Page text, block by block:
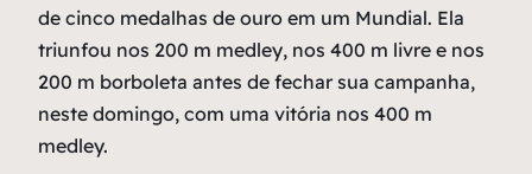
de cinco medalhas de ouro em um Mundial. Ela
triunfou nos 200 m medley, nos 400 m livre e nos
200 m borboleta antes de fechar sua campanha,
neste domingo, com uma vitória nos 400 m
medley.